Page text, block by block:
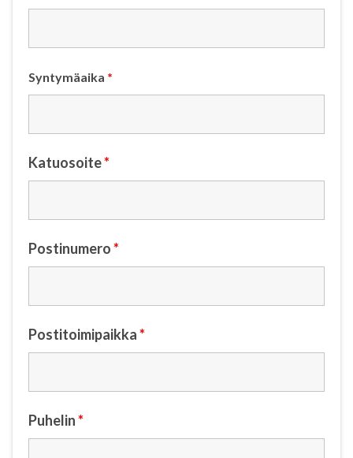
Syntymäaika *
Katuosoite*
Postinumero*
Postitoimipaikka*
Puhelin*